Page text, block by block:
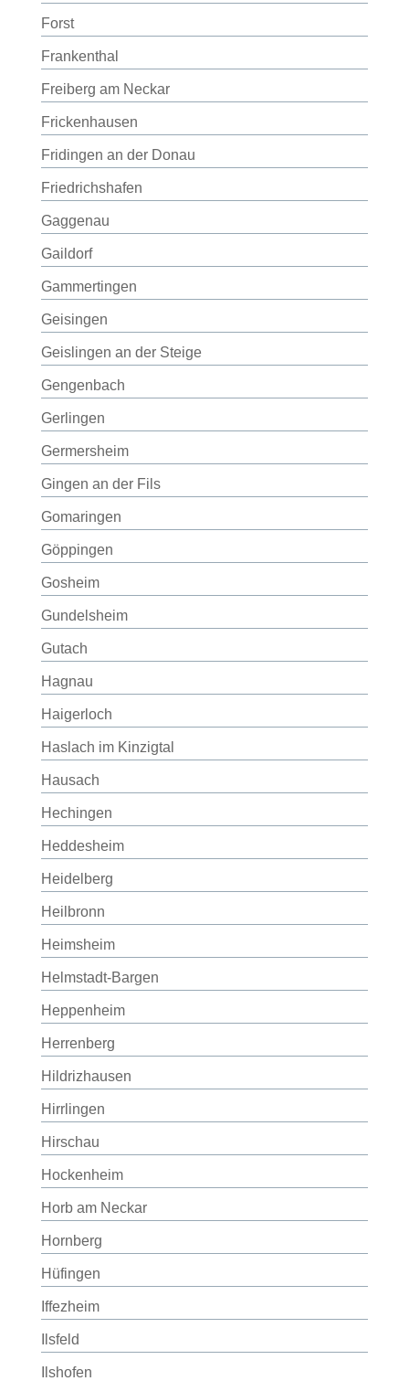
Forst
Frankenthal
Freiberg am Neckar
Frickenhausen
Fridingen an der Donau
Friedrichshafen
Gaggenau
Gaildorf
Gammertingen
Geisingen
Geislingen an der Steige
Gengenbach
Gerlingen
Germersheim
Gingen an der Fils
Gomaringen
Göppingen
Gosheim
Gundelsheim
Gutach
Hagnau
Haigerloch
Haslach im Kinzigtal
Hausach
Hechingen
Heddesheim
Heidelberg
Heilbronn
Heimsheim
Helmstadt-Bargen
Heppenheim
Herrenberg
Hildrizhausen
Hirrlingen
Hirschau
Hockenheim
Horb am Neckar
Hornberg
Hüfingen
Iffezheim
Ilsfeld
Ilshofen